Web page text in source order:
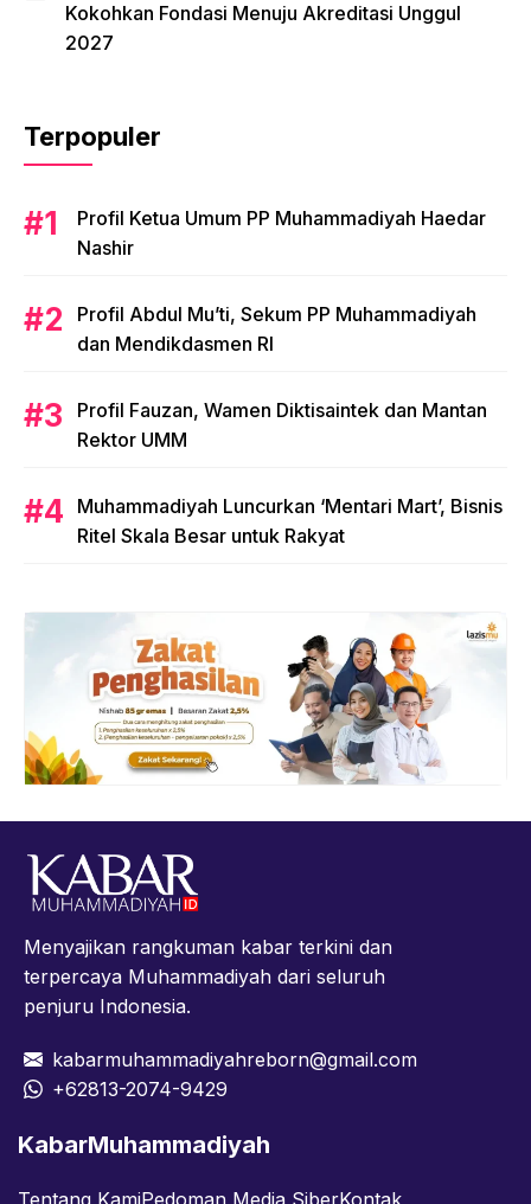
Kokohkan Fondasi Menuju Akreditasi Unggul
2027
Terpopuler
Profil Ketua Umum PP Muhammadiyah Haedar
Nashir
Profil Abdul Mu’ti, Sekum PP Muhammadiyah
dan Mendikdasmen RI
Profil Fauzan, Wamen Diktisaintek dan Mantan
Rektor UMM
Muhammadiyah Luncurkan ‘Mentari Mart’, Bisnis
Ritel Skala Besar untuk Rakyat
Menyajikan rangkuman kabar terkini dan
terpercaya Muhammadiyah dari seluruh
penjuru Indonesia.
kabarmuhammadiyahreborn@gmail.com
+62813-2074-9429
KabarMuhammadiyah
Tentang KamiPedoman Media SiberKontak